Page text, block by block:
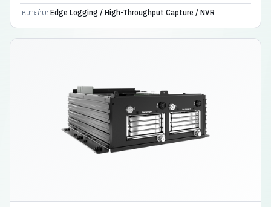
เหมาะกับ: Edge Logging / High-Throughput Capture / NVR